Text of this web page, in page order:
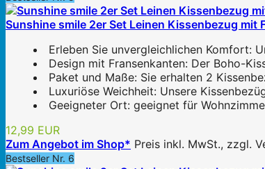
Sunshine smile 2er Set Leinen Kissenbezug
Erleben Sie unvergleichlichen Komfort:
Design mit Fransenkanten: Der Boho-
Paket und Maße: Sie erhalten 2
Luxuriöse Weichheit: Unsere
Geeigneter Ort: geeignet für
12,99 EUR
Zum Angebot im Shop* Preis inkl. MwSt., zzgl.
Bestseller Nr. 6